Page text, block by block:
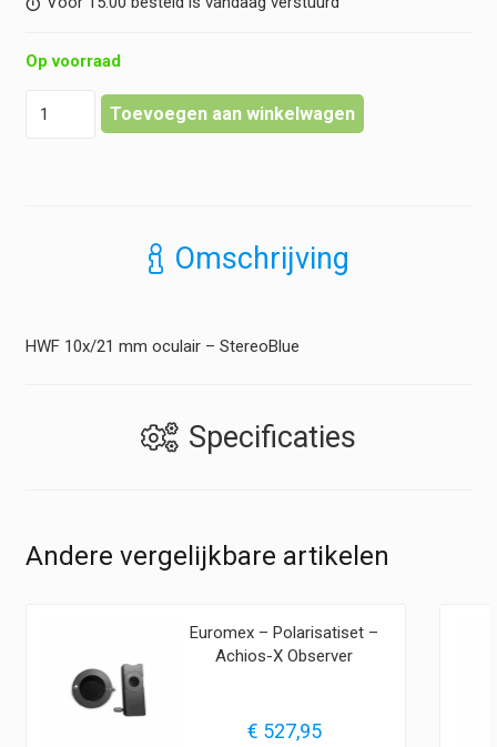
Op voorraad
Toevoegen aan winkelwagen
Omschrijving
HWF 10x/21 mm oculair – StereoBlue
Specificaties
Andere vergelijkbare artikelen
Euromex – Polarisatiset –
Achios-X Observer
€ 527,95